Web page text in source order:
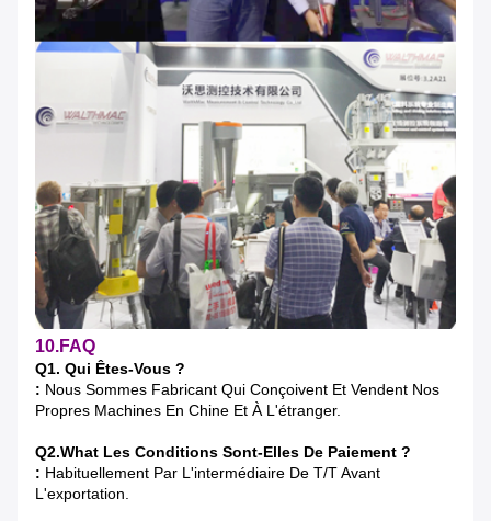
10.FAQ
Q1. Qui Êtes-Vous ?
: Nous Sommes Fabricant Qui Conçoivent Et Vendent Nos
Propres Machines En Chine Et À L'étranger.
Q2.What Les Conditions Sont-Elles De Paiement ?
: Habituellement Par L'intermédiaire De T/T Avant
L'exportation.